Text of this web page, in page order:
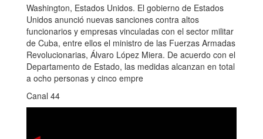
Washington, Estados Unidos. El gobierno de Estados
Unidos anunció nuevas sanciones contra altos
funcionarios y empresas vinculadas con el sector militar
de Cuba, entre ellos el ministro de las Fuerzas Armadas
Revolucionarias, Álvaro López Miera. De acuerdo con el
Departamento de Estado, las medidas alcanzan en total
a ocho personas y cinco empre
Canal 44